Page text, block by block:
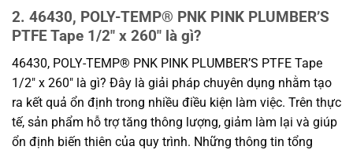
2. 46430, POLY-TEMP® PNK PINK PLUMBER’S
PTFE Tape 1/2″ x 260″ là gì?
46430, POLY-TEMP® PNK PINK PLUMBER’S PTFE Tape
1/2″ x 260″ là gì? Đây là giải pháp chuyên dụng nhằm tạo
ra kết quả ổn định trong nhiều điều kiện làm việc. Trên thực
tế, sản phẩm hỗ trợ tăng thông lượng, giảm làm lại và giúp
ổn định biến thiên của quy trình. Những thông tin tổng